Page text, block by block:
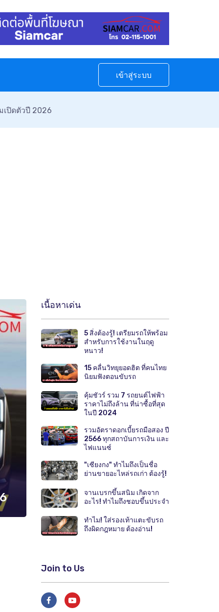
เข้าสู่ระบบ
เปิดตัวปี 2026
เนื้อหาเด่น
5 สิ่งต้องรู้! เตรียมรถให้พร้อม
สำหรับการใช้งานในฤดู
หนาว!
15 คลื่นวิทยุยอดฮิต ที่คนไทย
นิยมฟังตอนขับรถ
คุ้มชัวร์ รวม 7 รถยนต์ไฟฟ้า
ราคาไม่ถึงล้าน ที่น่าซื้อที่สุด
ในปี 2024
รวมอัตราดอกเบี้ยรถมือสอง ปี
2566 ทุกสถาบันการเงิน และ
ไฟแนนซ์
"เซียงกง" ทำไมถึงเป็นชื่อ
ย่านขายอะไหล่รถเก่า ต้องรู้!
จานเบรกขึ้นสนิม เกิดจาก
อะไร! ทำไมถึงชอบขึ้นประจำ
ทำไม! ใส่รองเท้าแตะขับรถ
ถึงผิดกฎหมาย ต้องอ่าน!
Join to Us